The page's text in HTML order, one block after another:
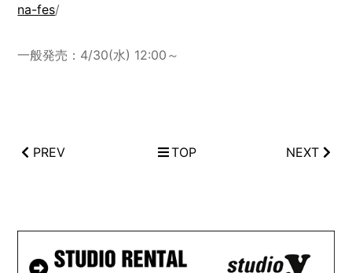
na-fes/
一般発売：4/30(水) 12:00～
PREV TOP NEXT